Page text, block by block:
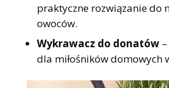
praktyczne rozwiązanie do
owoców.
Wykrawacz do donatów–
dla miłośników domowych